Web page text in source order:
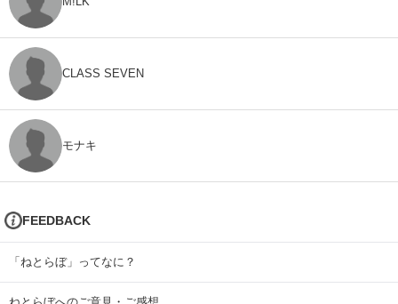
CLASS SEVEN
モナキ
FEEDBACK
「ねとらぼ」ってなに？